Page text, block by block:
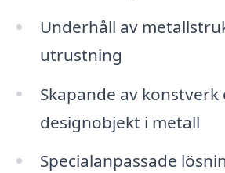
Underhåll av
utrustning
Skapande av konstverk
designobjekt i metall
Specialanpassade